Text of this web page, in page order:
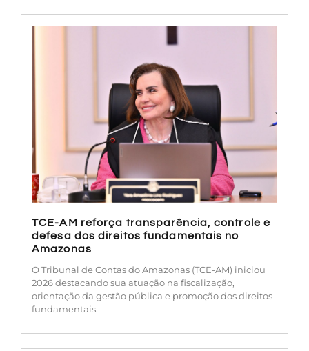
TCE-AM reforça transparência, controle e
defesa dos direitos fundamentais no
Amazonas
O Tribunal de Contas do Amazonas (TCE-AM) iniciou
2026 destacando sua atuação na fiscalização,
orientação da gestão pública e promoção dos direitos
fundamentais.